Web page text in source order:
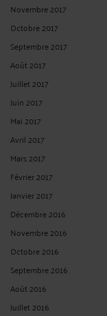
Novembre 2017
Octobre 2017
Septembre 2017
Août 2017
Juillet 2017
Juin 2017
Mai 2017
Avril 2017
Mars 2017
Février 2017
Janvier 2017
Décembre 2016
Novembre 2016
Octobre 2016
Septembre 2016
Août 2016
Juillet 2016